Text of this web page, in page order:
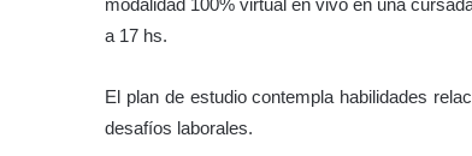
a 17 hs.
El plan de estudio contempla habilidades
desafíos laborales.